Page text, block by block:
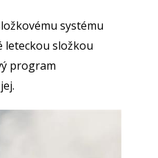
systému
leteckou složkou
program